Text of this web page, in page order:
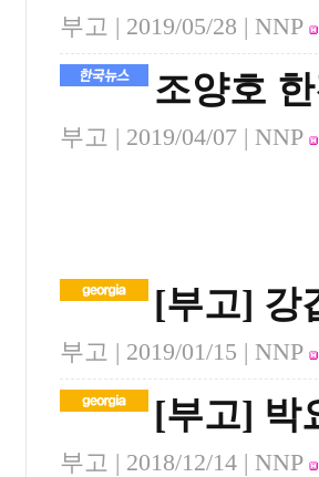
부고 | 2019/05/28 | NNP
조양호
부고 | 2019/04/07 | NNP
[부고] 강
부고 | 2019/01/15 | NNP
[부고] 박
부고 | 2018/12/14 | NNP